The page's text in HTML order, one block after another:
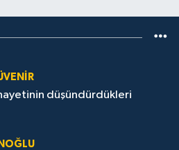
düşündürdükleri